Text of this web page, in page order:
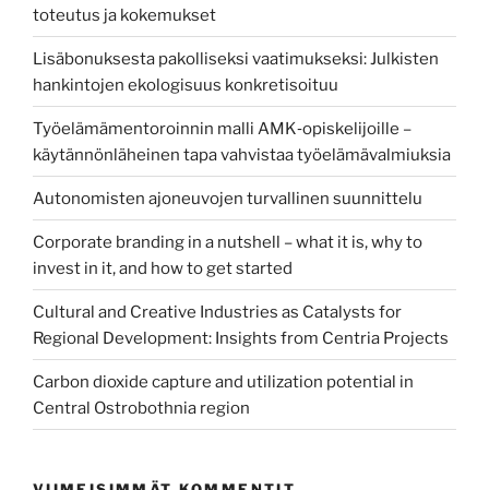
toteutus ja kokemukset
Lisäbonuksesta pakolliseksi vaatimukseksi: Julkisten
hankintojen ekologisuus konkretisoituu
Työelämämentoroinnin malli AMK‑opiskelijoille –
käytännönläheinen tapa vahvistaa työelämävalmiuksia
Autonomisten ajoneuvojen turvallinen suunnittelu
Corporate branding in a nutshell – what it is, why to
invest in it, and how to get started
Cultural and Creative Industries as Catalysts for
Regional Development: Insights from Centria Projects
Carbon dioxide capture and utilization potential in
Central Ostrobothnia region